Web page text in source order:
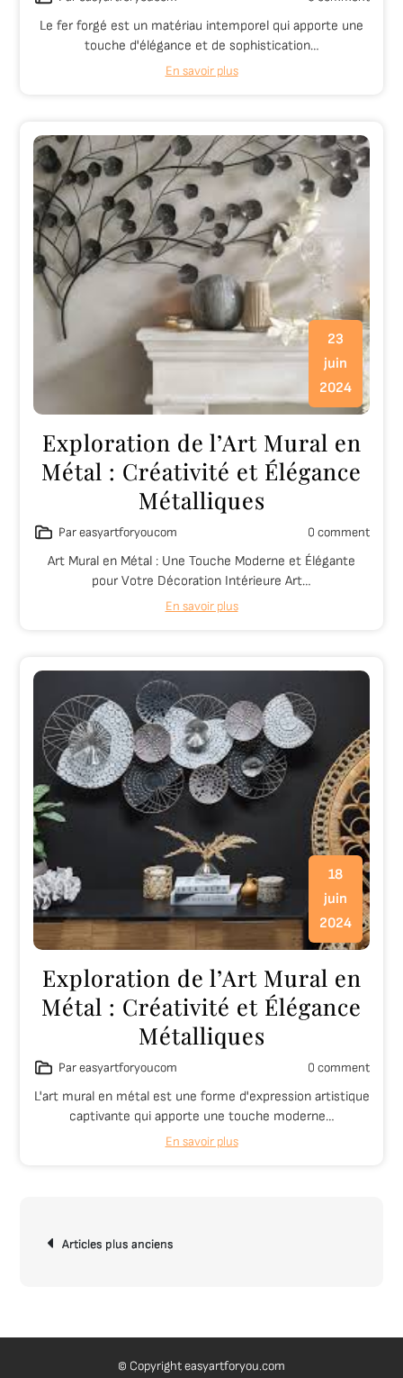
Le fer forgé est un matériau intemporel qui apporte une
touche d'élégance et de sophistication…
En savoir plus
23
juin
2024
Exploration de l’Art Mural en
Métal : Créativité et Élégance
Métalliques
Par easyartforyoucom 0 comment
Art Mural en Métal : Une Touche Moderne et Élégante
pour Votre Décoration Intérieure Art…
En savoir plus
18
juin
2024
Exploration de l’Art Mural en
Métal : Créativité et Élégance
Métalliques
Par easyartforyoucom 0 comment
L'art mural en métal est une forme d'expression artistique
captivante qui apporte une touche moderne…
En savoir plus
desArticles plus anciens
© Copyright easyartforyou.com